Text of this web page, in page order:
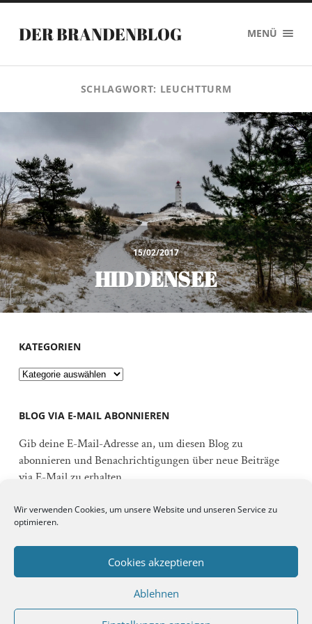
Wir verwenden Cookies, um unsere Website und unseren Service zu
optimieren.
Cookies akzeptieren
Ablehnen
DER BRANDENBLOG MENÜ
SCHLAGWORT: LEUCHTTURM
15/02/2017
HIDDENSEE
KATEGORIEN
Kategorien
BLOG VIA E-MAIL ABONNIEREN
Gib deine E-Mail-Adresse an, um diesen Blog zu
abonnieren und Benachrichtigungen über neue Beiträge
via E-Mail zu erhalten.
Mail-
Adresse
Schließe dich 92 anderen Abonnenten an